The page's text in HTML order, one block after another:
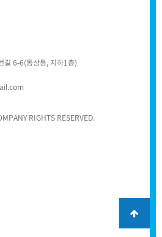
길 6-6(동상동, 지하1층)
RIGHTS RESERVED.